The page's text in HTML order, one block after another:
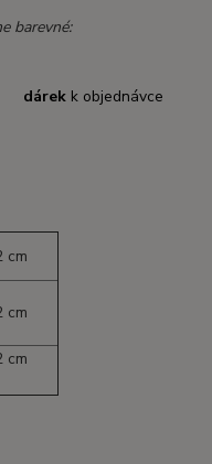
barevné:
dárek k objednávce
cm
cm
cm